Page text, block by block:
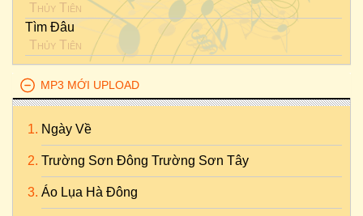
Thủy Tiên
Tìm Đâu
Thủy Tiên
MP3 MỚI UPLOAD
Ngày Về
Trường Sơn Đông Trường Sơn Tây
Áo Lụa Hà Đông